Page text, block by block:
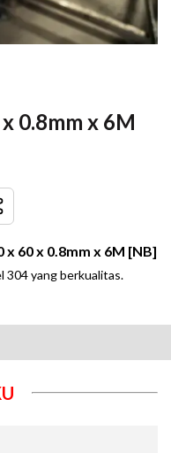
0.8mm x 6M
x 60 x 0.8mm x 6M [NB]
304 yang berkualitas.